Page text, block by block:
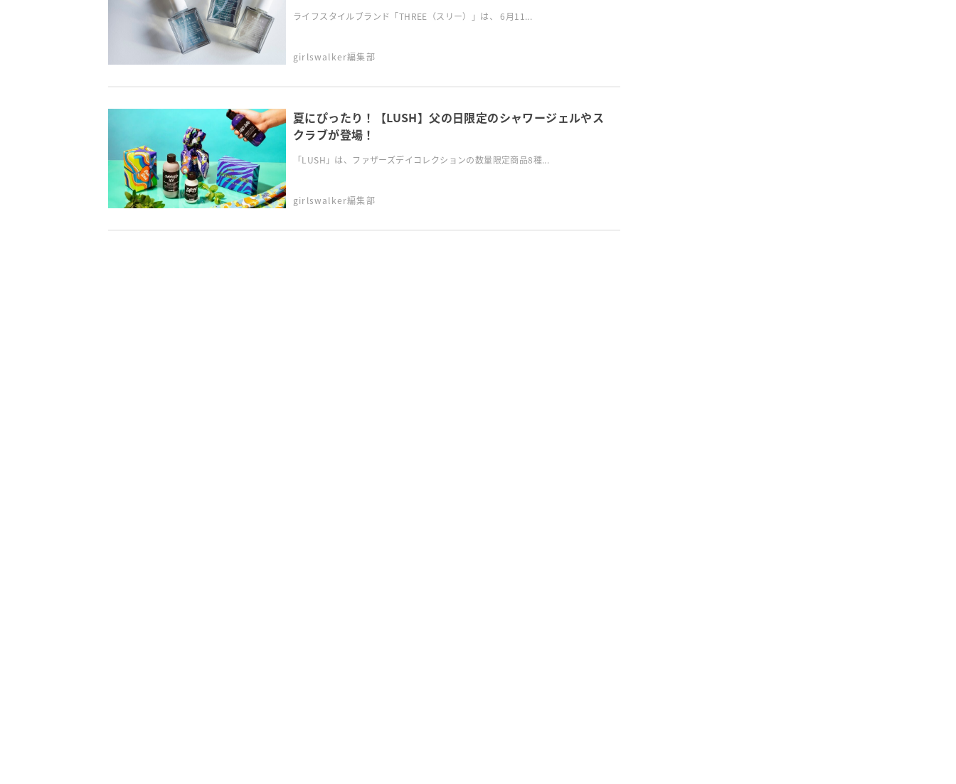
ライフスタイルブランド「THREE（スリー）」は、 6月11...
girlswalker編集部
夏にぴったり！【LUSH】父の日限定のシャワージェルやス
クラブが登場！
「LUSH」は、ファザーズデイコレクションの数量限定商品8種...
girlswalker編集部